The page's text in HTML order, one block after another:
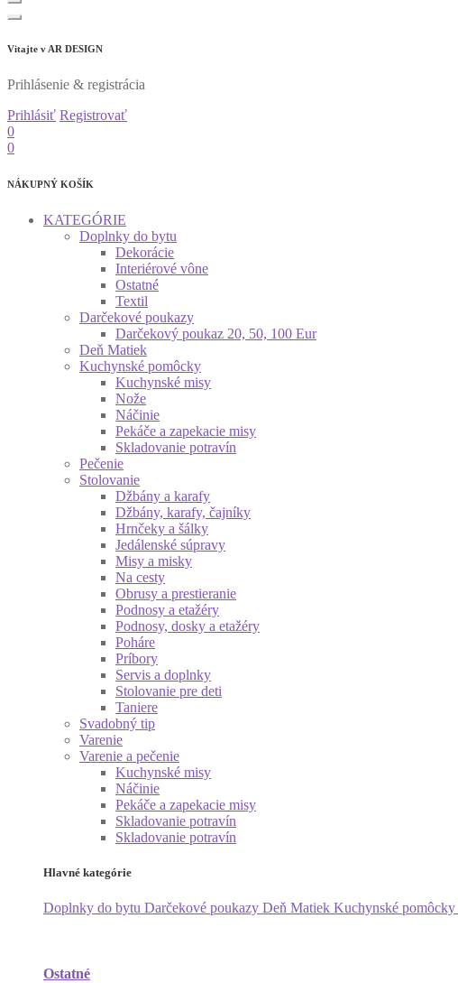
Vitajte v AR DESIGN
Prihlásenie & registrácia
Prihlásiť Registrovať
0
0
NÁKUPNÝ KOŠÍK
KATEGÓRIE
Doplnky do bytu
Dekorácie
Interiérové vône
Ostatné
Textil
Darčekové poukazy
Darčekový poukaz 20, 50, 100 Eur
Deň Matiek
Kuchynské pomôcky
Kuchynské misy
Nože
Náčinie
Pekáče a zapekacie misy
Skladovanie potravín
Pečenie
Stolovanie
Džbány a karafy
Džbány, karafy, čajníky
Hrnčeky a šálky
Jedálenské súpravy
Misy a misky
Na cesty
Obrusy a prestieranie
Podnosy a etažéry
Podnosy, dosky a etažéry
Poháre
Príbory
Servis a doplnky
Stolovanie pre deti
Taniere
Svadobný tip
Varenie
Varenie a pečenie
Kuchynské misy
Náčinie
Pekáče a zapekacie misy
Skladovanie potravín
Skladovanie potravín
Hlavné kategórie
Doplnky do bytu Darčekové poukazy Deň Matiek Kuchynské pomôcky
Ostatné